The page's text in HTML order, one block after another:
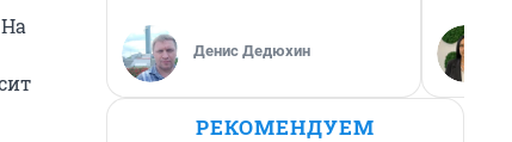
Денис Дедюхин
РЕКОМЕНДУЕМ